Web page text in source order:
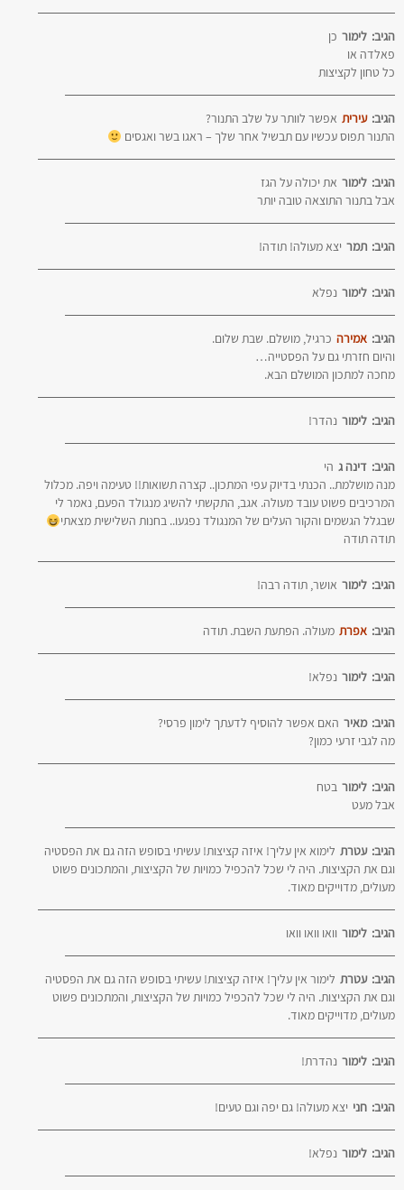
לימור הגיב:
כן
פאלדה או
כל טחון לקציצות
עירית הגיב:
אפשר לוותר על שלב התנור?
התנור תפוס עכשיו עם תבשיל אחר שלך – ראגו בשר ואגסים
לימור הגיב:
את יכולה על הגז
אבל בתנור התוצאה טובה יותר
תמר הגיב: יצא מעולה! תודה!
לימור הגיב: נפלא
אמירה הגיב:
כרגיל, מושלם. שבת שלום.
והיום חזרתי גם על הפסטייה…
מחכה למתכון המושלם הבא.
לימור הגיב: נהדר!
דינה ג הגיב:
הי
מנה מושלמת.. הכנתי בדיוק עפי המתכון.. קצרה תשואות!! טעימה ויפה. מכלול
המרכיבים פשוט עובד מעולה. אגב, התקשתי להשיג מנגולד הפעם, נאמר לי
שבגלל הגשמים והקור העלים של המנגולד נפגעו.. בחנות השלישית מצאתי
תודה תודה
לימור הגיב: אושר, תודה רבה!
אפרת הגיב: מעולה. הפתעת השבת. תודה
לימור הגיב: נפלא!
מאיר הגיב:
האם אפשר להוסיף לדעתך לימון פרסי?
מה לגבי זרעי כמון?
לימור הגיב:
בטח
אבל מעט
עטרת הגיב:
לימוא אין עליך! איזה קציצות! עשיתי בסופש הזה גם את הפסטיה
וגם את הקציצות. היה לי שכל להכפיל כמויות של הקציצות, והמתכונים פשוט
מעולים, מדוייקים מאוד.
לימור הגיב: וואו וואו וואו
עטרת הגיב:
לימור אין עליך! איזה קציצות! עשיתי בסופש הזה גם את הפסטיה
וגם את הקציצות. היה לי שכל להכפיל כמויות של הקציצות, והמתכונים פשוט
מעולים, מדוייקים מאוד.
לימור הגיב: נהדרת!
חני הגיב: יצא מעולה! גם יפה וגם טעים!
לימור הגיב: נפלא!